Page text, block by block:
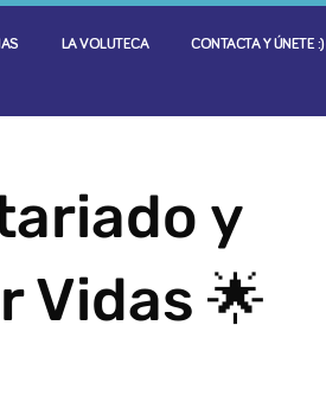
LA VOLUTECA CONTACTA Y ÚNETE :)
y
Vidas 🌟